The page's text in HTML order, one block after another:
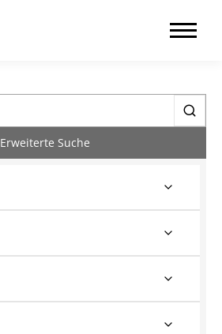
Erweiterte Suche